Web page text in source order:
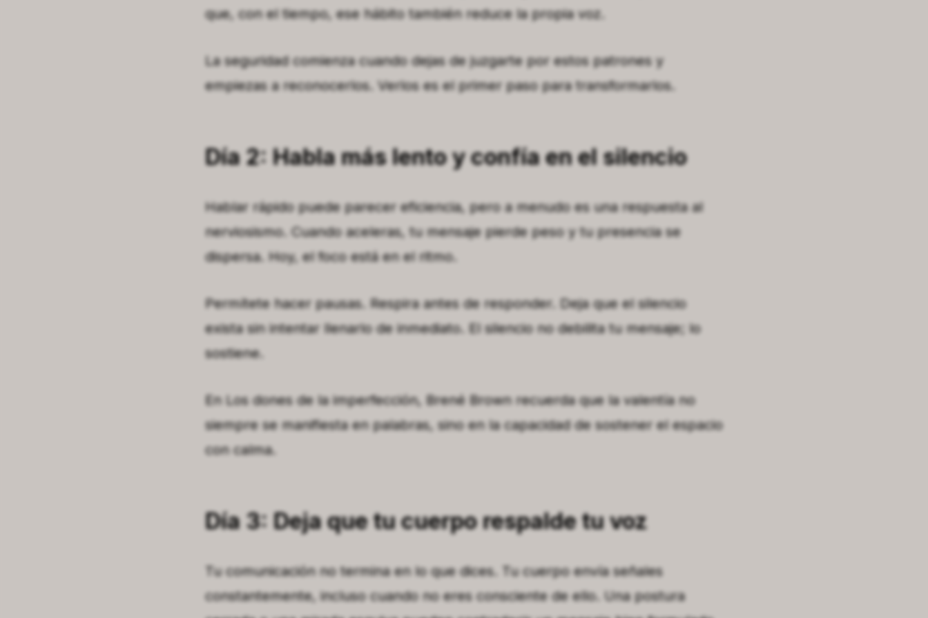
que, con el tiempo, ese hábito también reduce la propia voz.
La seguridad comienza cuando dejas de juzgarte por estos patrones y
empiezas a reconocerlos. Verlos es el primer paso para transformarlos.
Día 2: Habla más lento y confía en el silencio
Hablar rápido puede parecer eficiencia, pero a menudo es una respuesta al
nerviosismo. Cuando aceleras, tu mensaje pierde peso y tu presencia se
dispersa. Hoy, el foco está en el ritmo.
Permítete hacer pausas. Respira antes de responder. Deja que el silencio
exista sin intentar llenarlo de inmediato. El silencio no debilita tu mensaje; lo
sostiene.
En Los dones de la imperfección, Brené Brown recuerda que la valentía no
siempre se manifiesta en palabras, sino en la capacidad de sostener el espacio
con calma.
Día 3: Deja que tu cuerpo respalde tu voz
Tu comunicación no termina en lo que dices. Tu cuerpo envía señales
constantemente, incluso cuando no eres consciente de ello. Una postura